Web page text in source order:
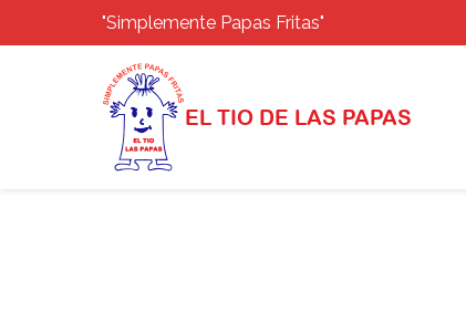
"Simplemente Papas Fritas"
EL TIO DE LAS PAPAS